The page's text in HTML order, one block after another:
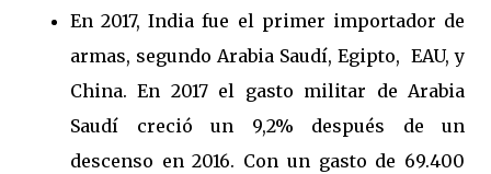
En 2017, India fue el primer importador de
armas, segundo Arabia Saudí, Egipto, EAU, y
China. En 2017 el gasto militar de Arabia
Saudí creció un 9,2% después de un
descenso en 2016. Con un gasto de 69.400